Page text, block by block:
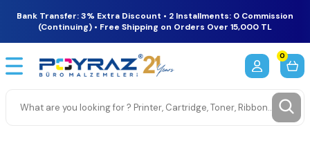
Bank Transfer: 3% Extra Discount • 2 Installments: 0 Commission
(Continuing) • Free Shipping on Orders Over 15,000 TL
0